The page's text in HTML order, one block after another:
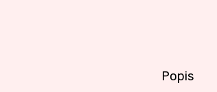
Popis